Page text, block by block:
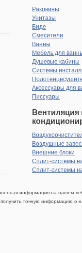
Раковины
Унитазы
Биде
Смесители
Ванны
Мебель для
Душевые кабины
Системы
Аксессуары для
Писсуары
Вентиляция
Воздушные
Внешние блоки
Сплит-системы
Сплит-системы
информация на нашем
точную информацию о